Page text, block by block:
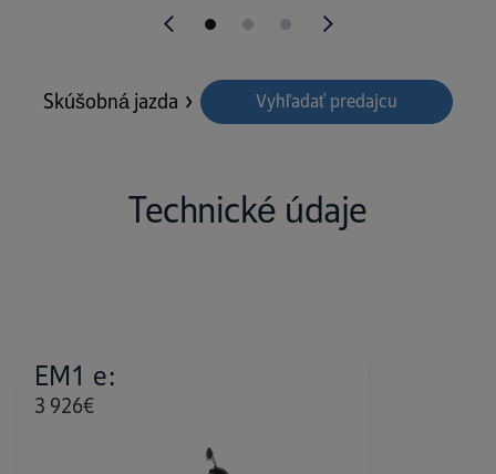
Skúšobná jazda Vyhľadať predajcu
Technické údaje
EM1 e:
3 926€